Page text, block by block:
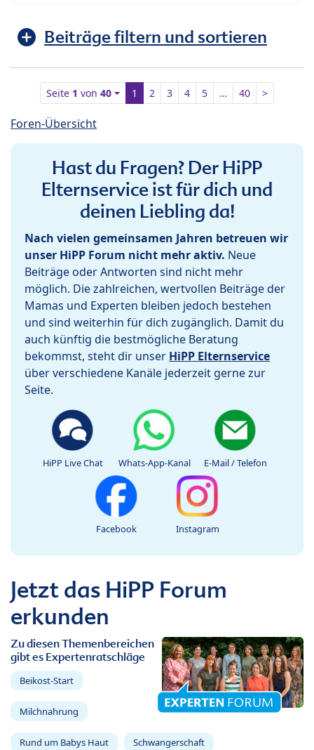
Beiträge filtern und sortieren
Seite 1 von40 1 2 3 4 5 … 40 >
Foren-Übersicht
Hast du Fragen? Der HiPP
Elternservice ist für dich und
deinen Liebling da!
Nach vielen gemeinsamen Jahren betreuen wir
unser HiPP Forum nicht mehr aktiv. Neue
Beiträge oder Antworten sind nicht mehr
möglich. Die zahlreichen, wertvollen Beiträge der
Mamas und Experten bleiben jedoch bestehen
und sind weiterhin für dich zugänglich. Damit du
auch künftig die bestmögliche Beratung
bekommst, steht dir unser HiPP Elternservice
über verschiedene Kanäle jederzeit gerne zur
Seite.
HiPP Live Chat Whats-App-Kanal E-Mail / Telefon
Facebook Instagram
Jetzt das HiPP Forum
erkunden
Zu diesen Themenbereichen
gibt es Expertenratschläge
Beikost-Start
Milchnahrung
Rund um Babys Haut Schwangerschaft